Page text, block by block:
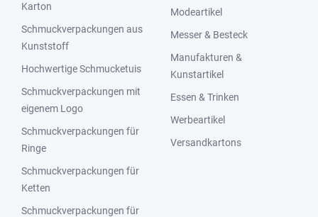
Karton
Schmuckverpackungen aus
Kunststoff
Hochwertige Schmucketuis
Schmuckverpackungen mit
eigenem Logo
Schmuckverpackungen für
Ringe
Schmuckverpackungen für
Ketten
Schmuckverpackungen für
Modeartikel
Messer & Besteck
Manufakturen &
Kunstartikel
Essen & Trinken
Werbeartikel
Versandkartons